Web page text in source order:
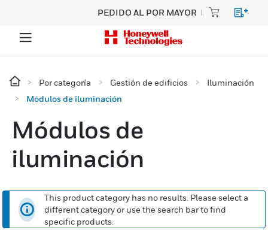
PEDIDO AL POR MAYOR
Por categoría Gestión de edificios
Iluminación
Módulos de iluminación
Módulos de
iluminación
This product category has no results. Please select a
different category or use the search bar to find
specific products.